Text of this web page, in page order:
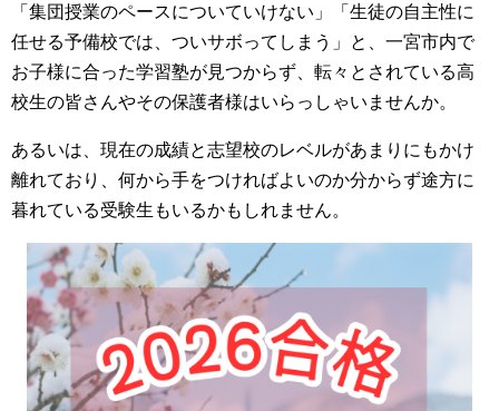
「集団授業のペースについていけない」「生徒の自主性に
任せる予備校では、ついサボってしまう」と、一宮市内で
お子様に合った学習塾が見つからず、転々とされている高
校生の皆さんやその保護者様はいらっしゃいませんか。
あるいは、現在の成績と志望校のレベルがあまりにもかけ
離れており、何から手をつければよいのか分からず途方に
暮れている受験生もいるかもしれません。